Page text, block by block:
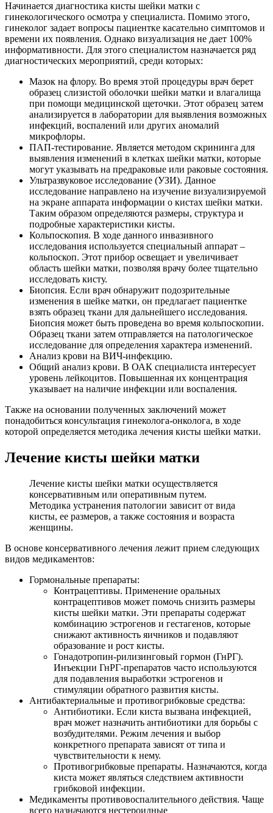
Начинается диагностика кисты шейки матки с
гинекологического осмотра у специалиста. Помимо этого,
гинеколог задает вопросы пациентке касательно симптомов и
времени их появления. Однако визуализация не дает 100%
информативности. Для этого специалистом назначается ряд
диагностических мероприятий, среди которых:
Мазок на флору. Во время этой процедуры врач берет
образец слизистой оболочки шейки матки и влагалища
при помощи медицинской щеточки. Этот образец затем
анализируется в лаборатории для выявления возможных
инфекций, воспалений или других аномалий
микрофлоры.
ПАП-тестирование. Является методом скрининга для
выявления изменений в клетках шейки матки, которые
могут указывать на предраковые или раковые состояния.
Ультразвуковое исследование (УЗИ). Данное
исследование направлено на изучение визуализируемой
на экране аппарата информации о кистах шейки матки.
Таким образом определяются размеры, структура и
подробные характеристики кисты.
Кольпоскопия. В ходе данного инвазивного
исследования используется специальный аппарат –
кольпоскоп. Этот прибор освещает и увеличивает
область шейки матки, позволяя врачу более тщательно
исследовать кисту.
Биопсия. Если врач обнаружит подозрительные
изменения в шейке матки, он предлагает пациентке
взять образец ткани для дальнейшего исследования.
Биопсия может быть проведена во время кольпоскопии.
Образец ткани затем отправляется на патологическое
исследование для определения характера изменений.
Анализ крови на ВИЧ-инфекцию.
Общий анализ крови. В ОАК специалиста интересует
уровень лейкоцитов. Повышенная их концентрация
указывает на наличие инфекции или воспаления.
Также на основании полученных заключений может
понадобиться консультация гинеколога-онколога, в ходе
которой определяется методика лечения кисты шейки матки.
Лечение кисты шейки матки
Лечение кисты шейки матки осуществляется
консервативным или оперативным путем.
Методика устранения патологии зависит от вида
кисты, ее размеров, а также состояния и возраста
женщины.
В основе консервативного лечения лежит прием следующих
видов медикаментов:
Гормональные препараты:
Контрацептивы. Применение оральных
контрацептивов может помочь снизить размеры
кисты шейки матки. Эти препараты содержат
комбинацию эстрогенов и гестагенов, которые
снижают активность яичников и подавляют
образование и рост кисты.
Гонадотропин-рилизинговый гормон (ГнРГ).
Инъекции ГнРГ-препаратов часто используются
для подавления выработки эстрогенов и
стимуляции обратного развития кисты.
Антибактериальные и противогрибковые средства:
Антибиотики. Если киста вызвана инфекцией,
врач может назначить антибиотики для борьбы с
возбудителями. Режим лечения и выбор
конкретного препарата зависят от типа и
чувствительности к нему.
Противогрибковые препараты. Назначаются, когда
киста может являться следствием активности
грибковой инфекции.
Медикаменты противовоспалительного действия. Чаще
всего назначаются нестероидные